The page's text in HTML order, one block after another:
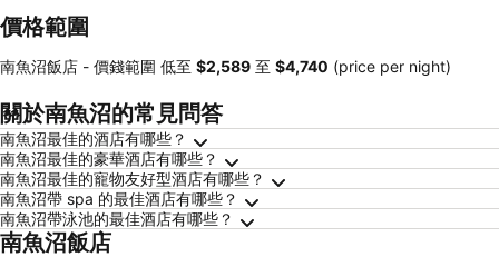
價格範圍
南魚沼飯店 - 價錢範圍 低至 ‎$2,589 至 ‎$4,740 (price per night)
關於南魚沼的常見問答
南魚沼最佳的酒店有哪些？
南魚沼最佳的豪華酒店有哪些？
南魚沼最佳的寵物友好型酒店有哪些？
南魚沼帶 spa 的最佳酒店有哪些？
南魚沼帶泳池的最佳酒店有哪些？
南魚沼飯店